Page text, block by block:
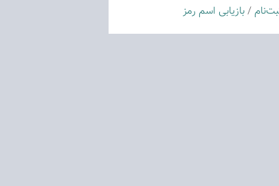
/بازیابی اسم رمز